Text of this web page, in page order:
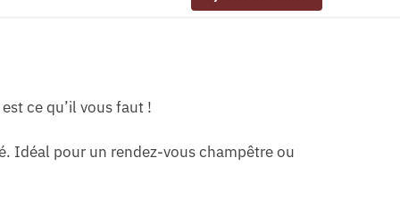
ce qu’il vous faut !
Idéal pour un rendez-vous champêtre ou